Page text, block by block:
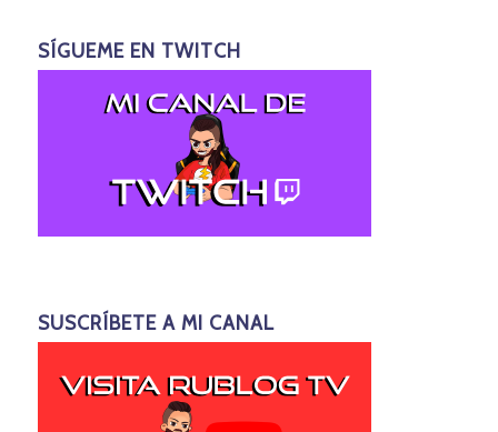
SÍGUEME EN TWITCH
SUSCRÍBETE A MI CANAL